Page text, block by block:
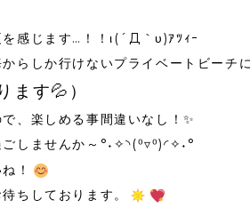
感じます…！！ι(´Д｀υ)ｱﾂｨｰ
らしか行けないプライベートビーチ
ます💦）
、楽しめる事間違いなし！✨
しませんか～°˖✧◝(⁰▿⁰)◜✧˖°
！
ちしております。